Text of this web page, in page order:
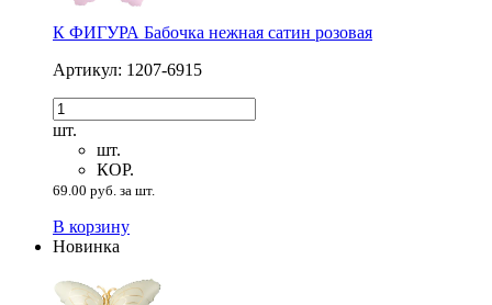
К ФИГУРА Бабочка нежная сатин розовая
Артикул: 1207-6915
шт.
шт.
КОР.
69.00 руб. за шт.
В корзину
Новинка